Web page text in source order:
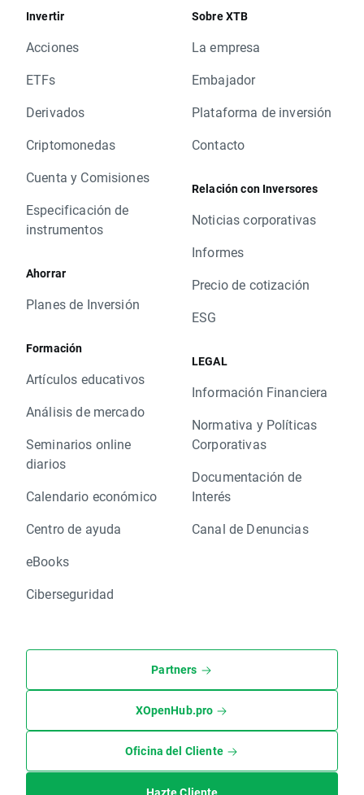
Invertir
Acciones
ETFs
Derivados
Criptomonedas
Cuenta y Comisiones
Especificación de
instrumentos
Ahorrar
Planes de Inversión
Formación
Artículos educativos
Análisis de mercado
Seminarios online
diarios
Calendario económico
Centro de ayuda
eBooks
Ciberseguridad
Sobre XTB
La empresa
Embajador
Plataforma de inversión
Contacto
Relación con Inversores
Noticias corporativas
Informes
Precio de cotización
ESG
LEGAL
Información Financiera
Normativa y Políticas
Corporativas
Documentación de
Interés
Canal de Denuncias
Partners
XOpenHub.pro
Oficina del Cliente